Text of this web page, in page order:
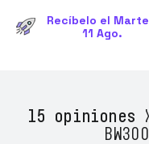
Recíbelo el
11 Ago.
15 opiniones